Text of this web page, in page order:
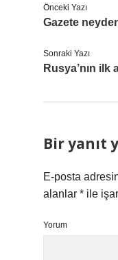
Önceki Yazı
Gazete
Sonraki Yazı
Rusya’nın ilk
Bir yanıt
E-posta
alanlar * ile
Yorum